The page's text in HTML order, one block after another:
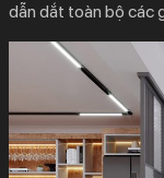
dẫn dắt toàn bộ các